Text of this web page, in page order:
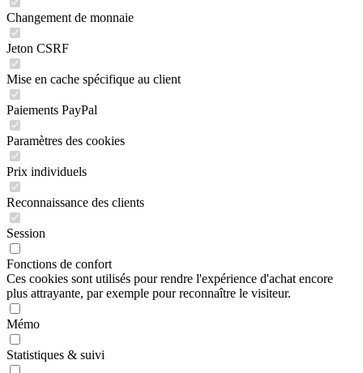
Changement de monnaie
Jeton CSRF
Mise en cache spécifique au client
Paiements PayPal
Paramètres des cookies
Prix individuels
Reconnaissance des clients
Session
Fonctions de confort
Ces cookies sont utilisés pour rendre l'expérience d'achat encore
plus attrayante, par exemple pour reconnaître le visiteur.
Mémo
Statistiques & suivi